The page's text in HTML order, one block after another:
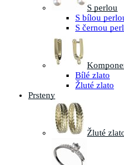
S perlou
S bílou
S černou
Bílé zlato
Žluté zlato
Prsteny
Žluté